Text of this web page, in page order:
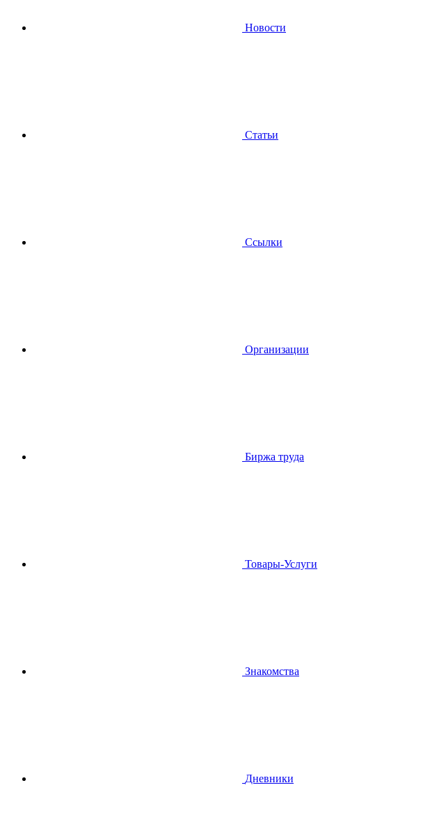
Новости
Статьи
Ссылки
Организации
Биржа труда
Товары-Услуги
Знакомства
Дневники